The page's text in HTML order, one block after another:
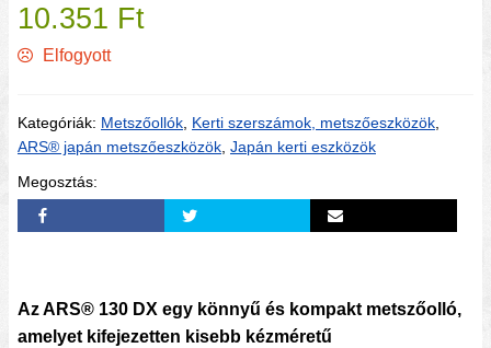
10.351 Ft
Elfogyott
Kategóriák: Metszőollók Kerti szerszámok, metszőeszközök
ARS® japán metszőeszközök Japán kerti eszközök
Megosztás:
Az ARS® 130 DX egy könnyű és kompakt metszőolló,
amelyet kifejezetten kisebb kézméretű